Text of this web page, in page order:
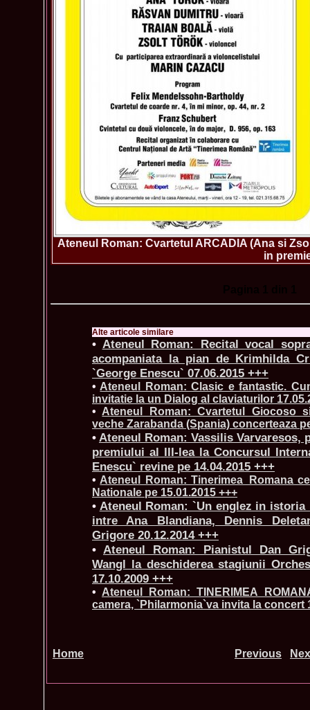
Ateneul Roman: Cvartetul ARCADIA (Ana si
in
Alte articole similare
• Ateneul Roman: Recital vocal
acompaniata la pian de Krimhilda
`George Enescu` 07.06.2015 +++
• Ateneul Roman: Clasic e fantastic.
invitatie la un Dialog al claviaturilor
• Ateneul Roman: Cvartetul Giocoso
veche Zarabanda (Spania) concerteaza
• Ateneul Roman: Vassilis Varvaresos,
premiului al III-lea la Concursul
Enescu` revine pe 14.04.2015 +++
• Ateneul Roman: Tinerimea_Romana
Nationale pe 15.01.2015 +++
• Ateneul Roman: `Un englez in
intre Ana Blandiana, Dennis
Grigore 20.12.2014 +++
• Ateneul Roman: Pianistul Dan
Wangl la deschiderea stagiunii
17.10.2009 +++
• Ateneul Roman:
camera, `Philarmonia`va invita la concert
Home Previous